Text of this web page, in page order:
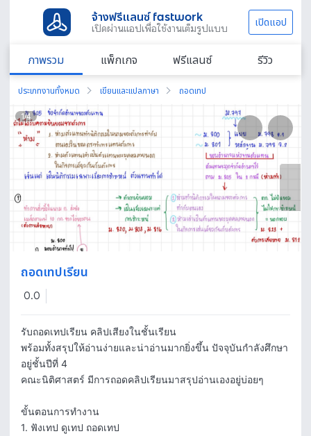
จ้างฟรีแลนซ์ fastwork
เปิดผ่านแอปเพื่อใช้งานเต็มรูปแบบ เปิดแอป
ภาพรวม แพ็กเกจ ฟรีแลนซ์ รีวิว
ประเภทงานทั้งหมด เขียนและแปลภาษา ถอดเทป
1/4
ถอดเทปเรียน
0.0
รับถอดเทปเรียน คลิปเสียงในชั้นเรียน
พร้อมทั้งสรุปให้อ่านง่ายและน่าอ่านมากยิ่งขึ้น ปัจจุบันกำลังศึกษา
อยู่ชั้นปีที่ 4
คณะนิติศาสตร์ มีการถอดคลิปเรียนมาสรุปอ่านเองอยู่บ่อยๆ
ขั้นตอนการทำงาน
1. ฟังเทป ดูเทป ถอดเทป